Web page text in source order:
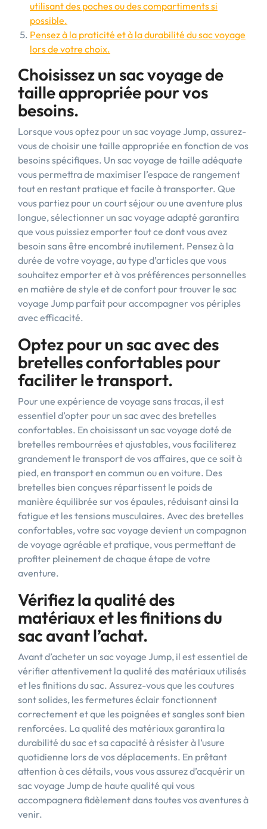
utilisant des poches ou des compartiments si
possible.
Pensez à la praticité et à la durabilité du sac voyage
lors de votre choix.
Choisissez un sac voyage de
taille appropriée pour vos
besoins.
Lorsque vous optez pour un sac voyage Jump, assurez-
vous de choisir une taille appropriée en fonction de vos
besoins spécifiques. Un sac voyage de taille adéquate
vous permettra de maximiser l’espace de rangement
tout en restant pratique et facile à transporter. Que
vous partiez pour un court séjour ou une aventure plus
longue, sélectionner un sac voyage adapté garantira
que vous puissiez emporter tout ce dont vous avez
besoin sans être encombré inutilement. Pensez à la
durée de votre voyage, au type d’articles que vous
souhaitez emporter et à vos préférences personnelles
en matière de style et de confort pour trouver le sac
voyage Jump parfait pour accompagner vos périples
avec efficacité.
Optez pour un sac avec des
bretelles confortables pour
faciliter le transport.
Pour une expérience de voyage sans tracas, il est
essentiel d’opter pour un sac avec des bretelles
confortables. En choisissant un sac voyage doté de
bretelles rembourrées et ajustables, vous faciliterez
grandement le transport de vos affaires, que ce soit à
pied, en transport en commun ou en voiture. Des
bretelles bien conçues répartissent le poids de
manière équilibrée sur vos épaules, réduisant ainsi la
fatigue et les tensions musculaires. Avec des bretelles
confortables, votre sac voyage devient un compagnon
de voyage agréable et pratique, vous permettant de
profiter pleinement de chaque étape de votre
aventure.
Vérifiez la qualité des
matériaux et les finitions du
sac avant l’achat.
Avant d’acheter un sac voyage Jump, il est essentiel de
vérifier attentivement la qualité des matériaux utilisés
et les finitions du sac. Assurez-vous que les coutures
sont solides, les fermetures éclair fonctionnent
correctement et que les poignées et sangles sont bien
renforcées. La qualité des matériaux garantira la
durabilité du sac et sa capacité à résister à l’usure
quotidienne lors de vos déplacements. En prêtant
attention à ces détails, vous vous assurez d’acquérir un
sac voyage Jump de haute qualité qui vous
accompagnera fidèlement dans toutes vos aventures à
venir.